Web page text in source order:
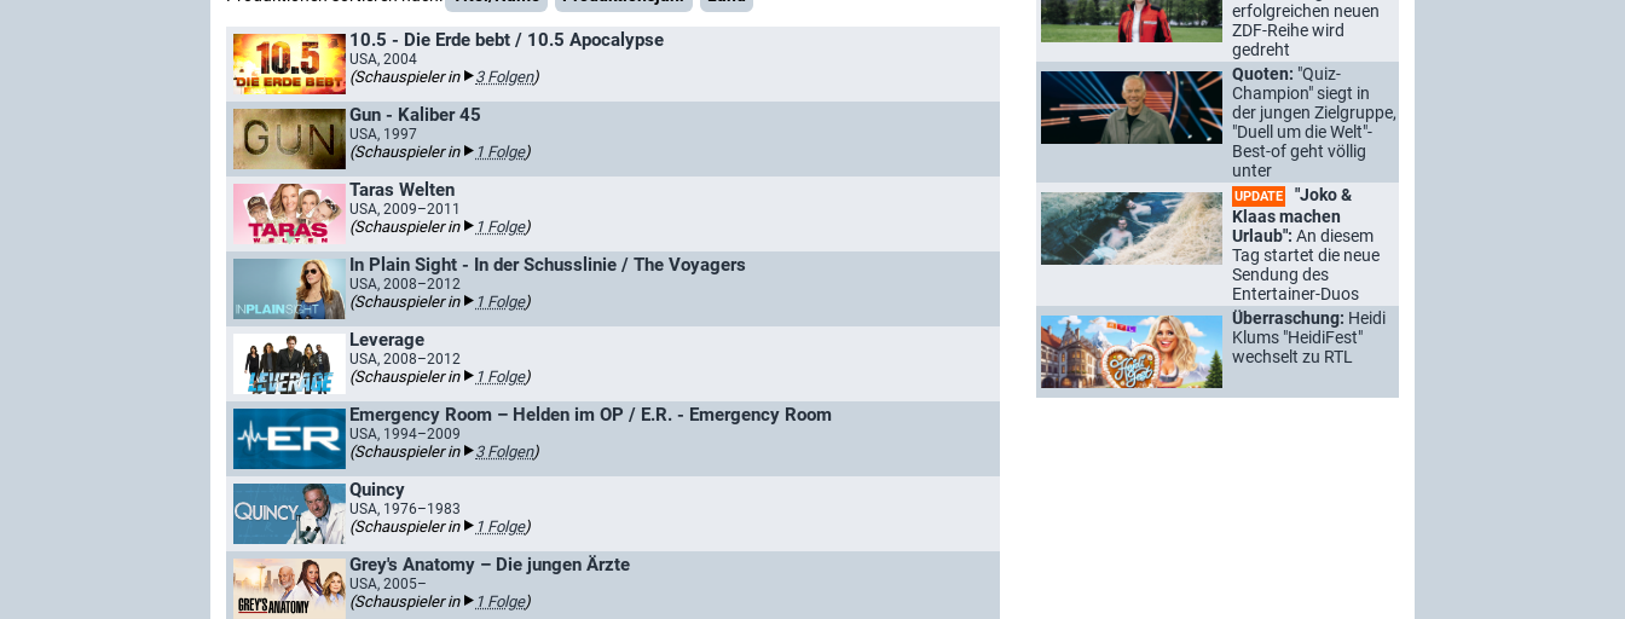
10.5 - Die Erde bebt / 10.5 Apocalypse
USA, 2004
(Schauspieler in 3 Folgen)
Gun - Kaliber 45
USA, 1997
(Schauspieler in 1 Folge)
Taras Welten
USA, 2009–2011
(Schauspieler in 1 Folge)
In Plain Sight - In der Schusslinie / The Voyagers
USA, 2008–2012
(Schauspieler in 1 Folge)
Leverage
USA, 2008–2012
(Schauspieler in 1 Folge)
Emergency Room – Helden im OP / E.R. - Emergency Room
USA, 1994–2009
(Schauspieler in 3 Folgen)
Quincy
USA, 1976–1983
(Schauspieler in 1 Folge)
Grey's Anatomy – Die jungen Ärzte
USA, 2005–
(Schauspieler in 1 Folge)
erfolgreichen neuen
ZDF-Reihe wird
gedreht
Quoten: "Quiz-
Champion" siegt in
der jungen Zielgruppe,
"Duell um die Welt"-
Best-of geht völlig
unter
UPDATE
"Joko &
Klaas machen
Urlaub": An diesem
Tag startet die neue
Sendung des
Entertainer-Duos
Überraschung: Heidi
Klums "HeidiFest"
wechselt zu RTL